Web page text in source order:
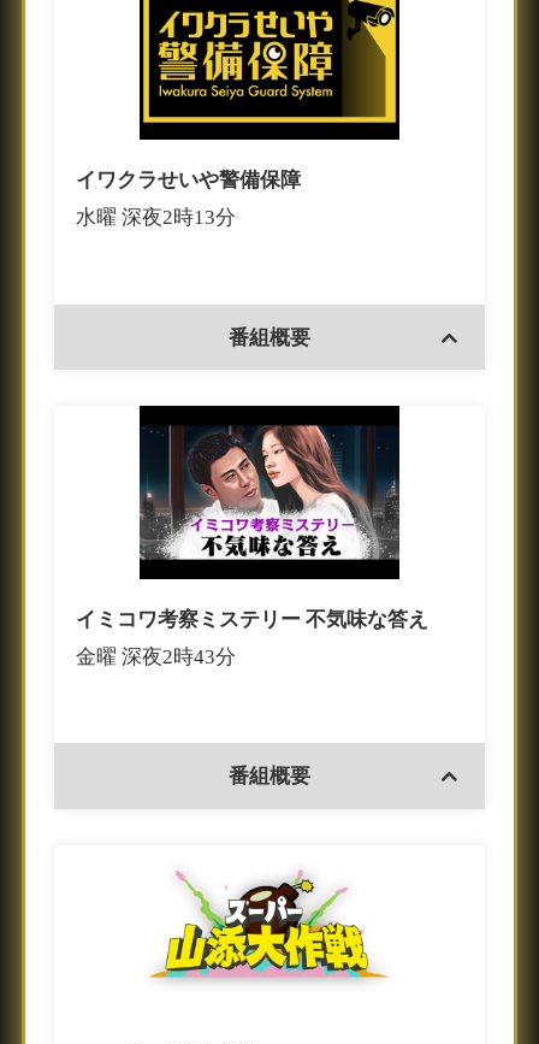
イワクラせいや警備保障
水曜 深夜2時13分
番組概要
イミコワ考察ミステリー 不気味な答え
金曜 深夜2時43分
番組概要